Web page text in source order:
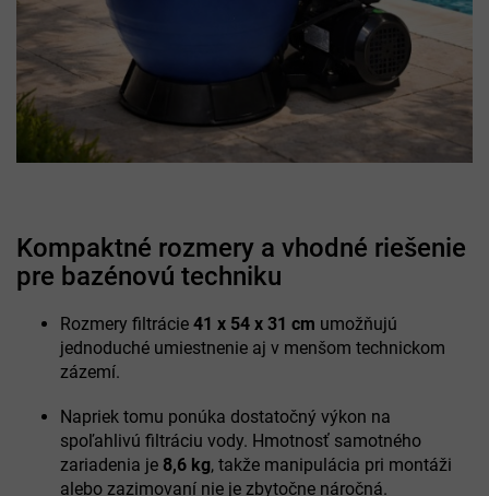
Kompaktné rozmery a vhodné riešenie
pre bazénovú techniku
Rozmery filtrácie 41 x 54 x 31 cm umožňujú
jednoduché umiestnenie aj v menšom technickom
zázemí.
Napriek tomu ponúka dostatočný výkon na
spoľahlivú filtráciu vody. Hmotnosť samotného
zariadenia je 8,6 kg, takže manipulácia pri montáži
alebo zazimovaní nie je zbytočne náročná.